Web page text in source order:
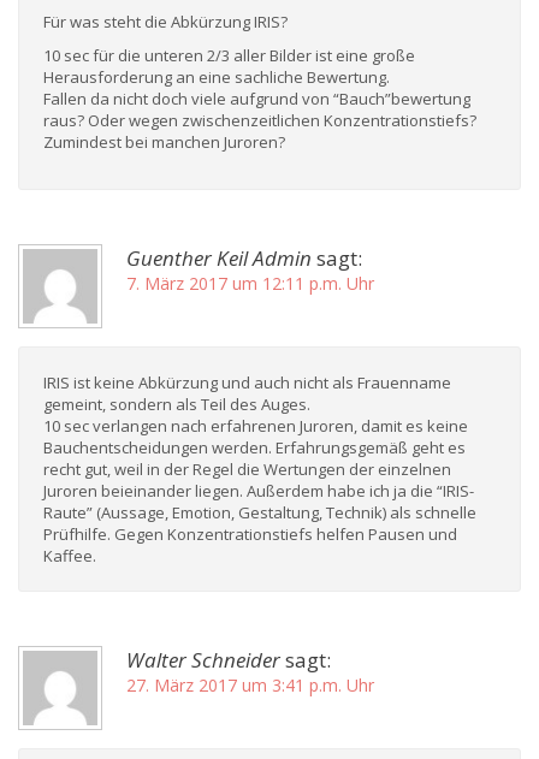
Für was steht die Abkürzung IRIS?
10 sec für die unteren 2/3 aller Bilder ist eine große
Herausforderung an eine sachliche Bewertung.
Fallen da nicht doch viele aufgrund von “Bauch”bewertung
raus? Oder wegen zwischenzeitlichen Konzentrationstiefs?
Zumindest bei manchen Juroren?
Guenther Keil Admin sagt:
7. März 2017 um 12:11 p.m. Uhr
IRIS ist keine Abkürzung und auch nicht als Frauenname
gemeint, sondern als Teil des Auges.
10 sec verlangen nach erfahrenen Juroren, damit es keine
Bauchentscheidungen werden. Erfahrungsgemäß geht es
recht gut, weil in der Regel die Wertungen der einzelnen
Juroren beieinander liegen. Außerdem habe ich ja die “IRIS-
Raute” (Aussage, Emotion, Gestaltung, Technik) als schnelle
Prüfhilfe. Gegen Konzentrationstiefs helfen Pausen und
Kaffee.
Walter Schneidersagt:
27. März 2017 um 3:41 p.m. Uhr